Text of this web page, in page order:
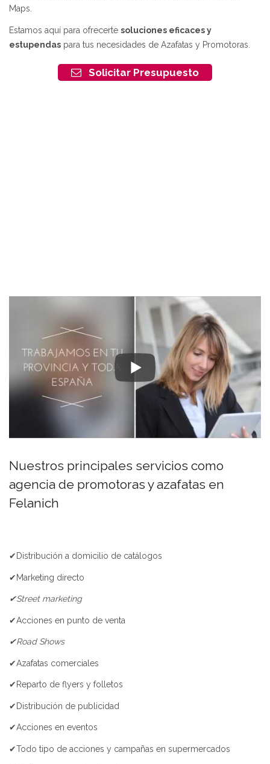
Maps.
Estamos aquí para ofrecerte soluciones eficaces y
estupendas para tus necesidades de Azafatas y Promotoras.
Solicitar Presupuesto
Nuestros principales servicios como
agencia de promotoras y azafatas en
Felanich
✔Distribución a domicilio de catálogos
✔Marketing directo
✔Street marketing
✔Acciones en punto de venta
✔Road Shows
✔Azafatas comerciales
✔Reparto de flyers y folletos
✔Distribución de publicidad
✔Acciones en eventos
✔Todo tipo de acciones y campañas en supermercados